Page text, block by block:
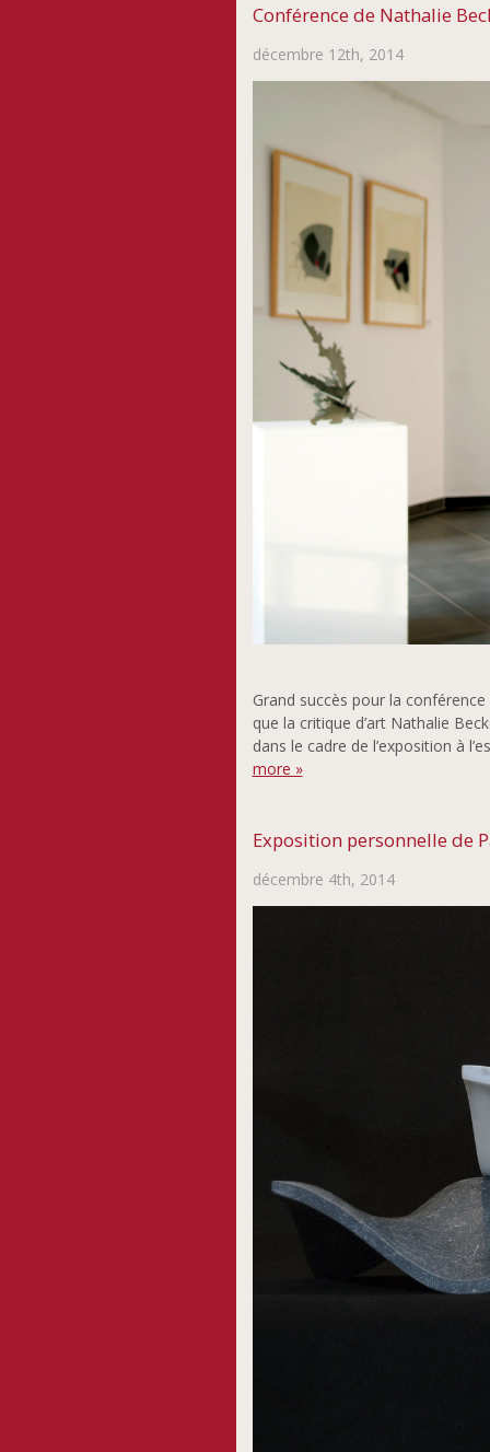
Conférence de Nathalie
décembre 12th, 2014
Grand succès pour la
que la critique d’art Nathalie
dans le cadre de l’exposition à
more »
Exposition personnelle de
décembre 4th, 2014